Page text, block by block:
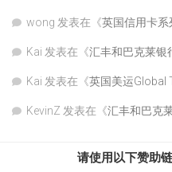
wong 发表在《英国信用卡系
Kai 发表在《汇丰和巴克莱
Kai 发表在《英国美运Global
KevinZ 发表在《汇丰和巴克
请使用以下赞助